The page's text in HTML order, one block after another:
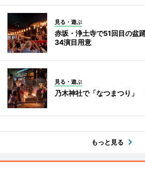
見る・遊ぶ
赤坂・浄土寺で51回目の盆
34演目用意
見る・遊ぶ
乃木神社で「なつまつり」
もっと見る